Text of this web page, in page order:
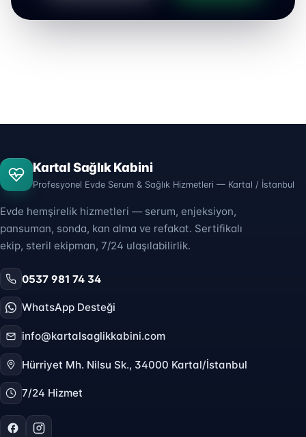
Kartal Sağlık Kabini
Profesyonel Evde Serum & Sağlık Hizmetleri — Kartal / İstanbul
Evde hemşirelik hizmetleri — serum, enjeksiyon,
pansuman, sonda, kan alma ve refakat. Sertifikalı
ekip, steril ekipman, 7/24 ulaşılabilirlik.
0537 981 74 34
WhatsApp Desteği
info@kartalsaglikkabini.com
Hürriyet Mh. Nilsu Sk., 34000 Kartal/İstanbul
7/24 Hizmet